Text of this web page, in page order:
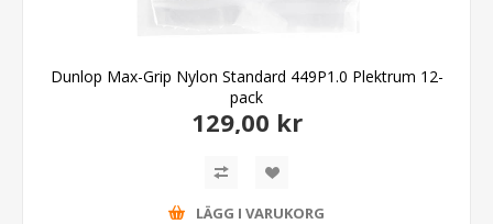
Dunlop Max-Grip Nylon Standard 449P1.0 Plektrum 12-
pack
129,00 kr
LÄGG I VARUKORG